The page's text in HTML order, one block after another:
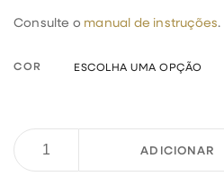
Consulte o manual de instruções.
COR
ADICIONAR